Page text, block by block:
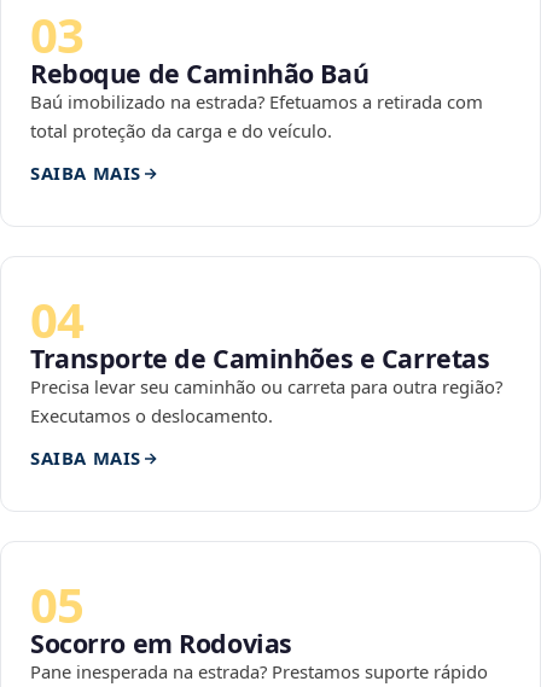
03
Reboque de Caminhão Baú
Baú imobilizado na estrada? Efetuamos a retirada com
total proteção da carga e do veículo.
SAIBA MAIS
04
Transporte de Caminhões e Carretas
Precisa levar seu caminhão ou carreta para outra região?
Executamos o deslocamento.
SAIBA MAIS
05
Socorro em Rodovias
Pane inesperada na estrada? Prestamos suporte rápido